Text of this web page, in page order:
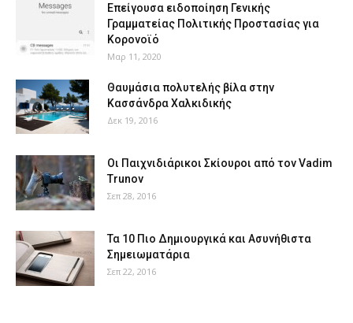
Επείγουσα ειδοποίηση Γενικής
Γραμματείας Πολιτικής Προστασίας για
Κορονοϊό
Μαρ 11, 2020
Θαυμάσια πολυτελής βίλα στην
Κασσάνδρα Χαλκιδικής
Δεκ 19, 2016
Οι Παιχνιδιάρικοι Σκίουροι από τον Vadim
Trunov
Σεπ 28, 2016
Τα 10 Πιο Δημιουργικά και Ασυνήθιστα
Σημειωματάρια
Σεπ 22, 2016